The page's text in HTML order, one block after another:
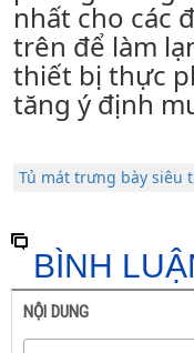
nhất cho các
trên để làm
thiết bị thực
tăng ý định
Tủ mát trưng bày siêu
BÌNH
NỘI DUNG